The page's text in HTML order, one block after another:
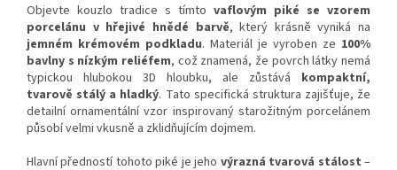
Objevte kouzlo tradice s tímto vaflovým piké se vzorem
porcelánu v hřejivé hnědé barvě, který krásně vyniká na
jemném krémovém podkladu. Materiál je vyroben ze 100%
bavlny s nízkým reliéfem, což znamená, že povrch látky nemá
typickou hlubokou 3D hloubku, ale zůstává kompaktní,
tvarově stálý a hladký. Tato specifická struktura zajišťuje, že
detailní ornamentální vzor inspirovaný starožitným porcelánem
působí velmi vkusně a zklidňujícím dojmem.
Hlavní předností tohoto piké je jeho výrazná tvarová stálost –